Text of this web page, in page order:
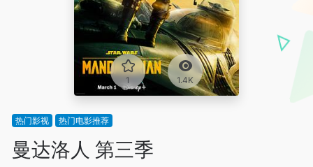
1 1.4K
热门影视 热门电影推荐
曼达洛人 第三季